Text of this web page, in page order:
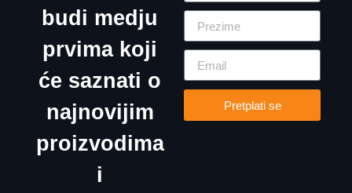
budi medju
prvima koji
će saznati o
najnovijim
proizvodima
i
Pretplati se